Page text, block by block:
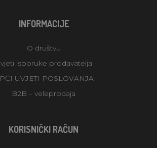
INFORMACIJE
O društvu
isporuke prodavatelja
UVJETI POSLOVANJA
B2B – veleprodaja
KORISNIČKI RAČUN